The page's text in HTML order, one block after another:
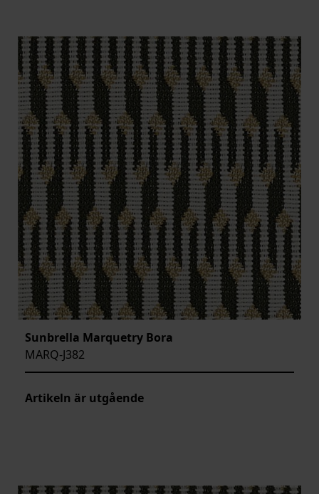
Sunbrella Marquetry Bora
MARQ-J382
Artikeln är utgående